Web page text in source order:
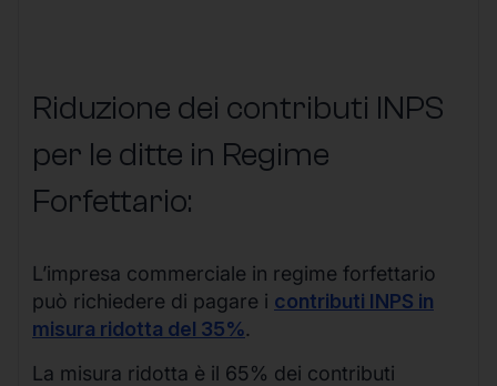
Riduzione dei contributi INPS
per le ditte in Regime
Forfettario:
L’impresa commerciale in regime forfettario
può richiedere di pagare i contributi INPS in
misura ridotta del 35%.
La misura ridotta è il 65% dei contributi